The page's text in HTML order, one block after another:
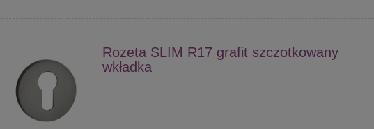
Rozeta SLIM R17 grafit szczotkowany
wkładka